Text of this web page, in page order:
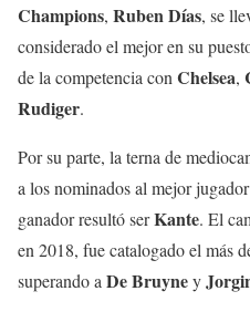
Champions, RubenDías, se
considerado el mejor en su
de la competencia con Chelsea,
Rudiger.
Por su parte, la terna de
a los nominados al mejor
ganador resultó serKante. El
en 2018, fue catalogado el más
superando a DeBruyney